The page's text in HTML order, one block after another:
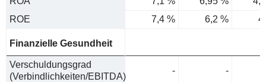
ROE
7,4 % 6,2 %
Finanzielle Gesundheit
Verschuldungsgrad
(Verbindlichkeiten/EBITDA)
- -